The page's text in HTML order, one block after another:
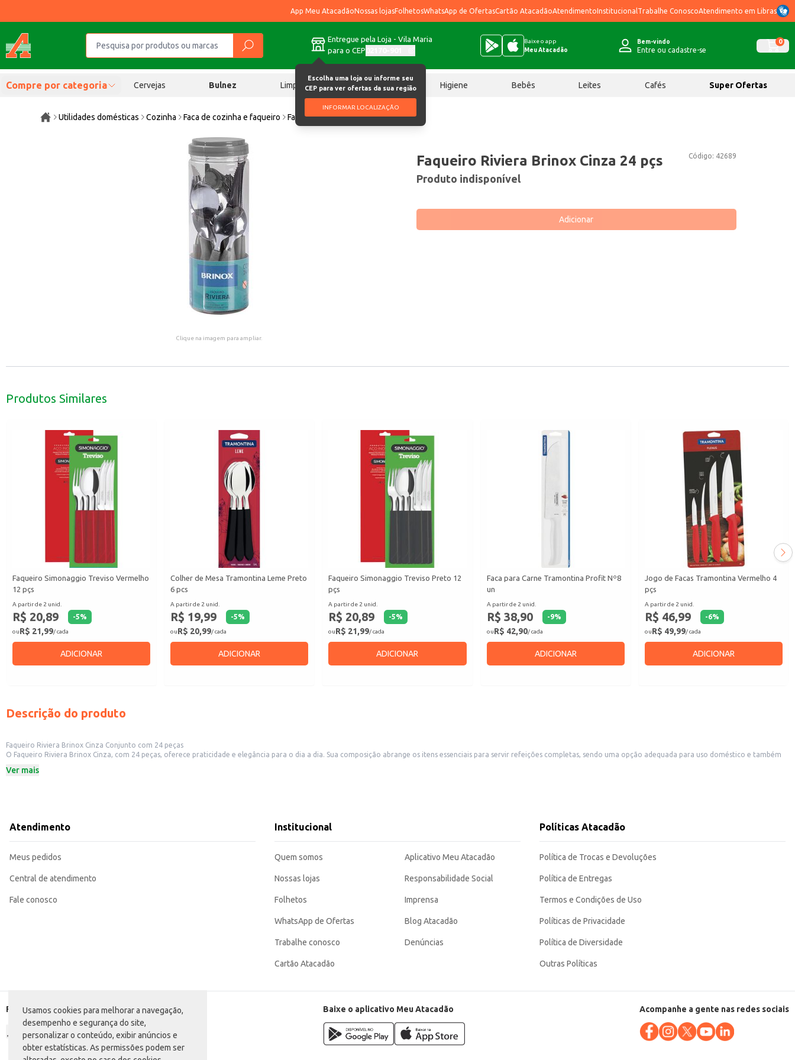
Usamos cookies para melhorar a navegação,
desempenho e segurança do site,
personalizar o conteúdo, exibir anúncios e
obter estatísticas. As permissões podem ser
App Meu AtacadãoNossas lojasFolhetosWhatsApp de OfertasCartão AtacadãoAtendimentoInstitucional Trabalhe ConoscoAtendimento em Libras
Entregue pela Loja - Vila Maria
para o CEP
Escolha uma loja ou informe seu
CEP para ver ofertas da sua região
INFORMAR LOCALIZAÇÃO
Baixe o app
Meu Atacadão
Bem-vindo
Entre ou cadastre-se
0
Compre por categoria Cervejas Bulnez Limpeza Chocolates Higiene Bebês Leites Cafés Super Ofertas
Utilidades domésticas Cozinha Faca de cozinha e faqueiro Faqueiro Riviera Brinox Cinza 24 pçs
Clique na imagem para ampliar.
Código: 42689
Faqueiro Riviera Brinox Cinza 24 pçs
Produto indisponível
Adicionar
Produtos Similares
Faqueiro Simonaggio Treviso Vermelho
12 pçs
A partir de 2 unid.
R$ 20,89 -5%
ouR$ 21,99/ cada
ADICIONAR
Colher de Mesa Tramontina Leme Preto
6 pcs
A partir de 2 unid.
R$ 19,99 -5%
ouR$ 20,99/ cada
ADICIONAR
Faqueiro Simonaggio Treviso Preto 12
pçs
A partir de 2 unid.
R$ 20,89 -5%
ouR$ 21,99/ cada
ADICIONAR
Faca para Carne Tramontina Profit Nº8
un
A partir de 2 unid.
R$ 38,90 -9%
ouR$ 42,90/ cada
ADICIONAR
Jogo de Facas Tramontina Vermelho 4
pçs
A partir de 2 unid.
R$ 46,99 -6%
ouR$ 49,99/ cada
ADICIONAR
Descrição do produto
Faqueiro Riviera Brinox Cinza Conjunto com 24 peças
O Faqueiro Riviera Brinox Cinza, com 24 peças, oferece praticidade e elegância para o dia a dia. Sua composição abrange os itens essenciais para servir refeições completas, sendo uma opção adequada para uso doméstico e também
Dicas de Uso:
Marca: Brinox
Departamento: Utilidades domésticas
Conteúdo: 24 peças
Ver mais
Atendimento
Meus pedidos
Central de atendimento
Fale conosco
Institucional
Quem somos
Nossas lojas
Folhetos
WhatsApp de Ofertas
Trabalhe conosco
Cartão Atacadão
Aplicativo Meu Atacadão
Responsabilidade Social
Imprensa
Blog Atacadão
Denúncias
Políticas Atacadão
Política de Trocas e Devoluções
Política de Entregas
Termos e Condições de Uso
Políticas de Privacidade
Política de Diversidade
Outras Políticas
Formas de pagamento Baixe o aplicativo Meu Atacadão Acompanhe a gente nas redes sociais